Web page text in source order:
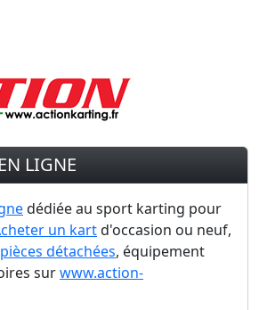
LIGNE
dédiée au sport karting pour
un kartd'occasion ou neuf,
détachées, équipement
surwww.action-